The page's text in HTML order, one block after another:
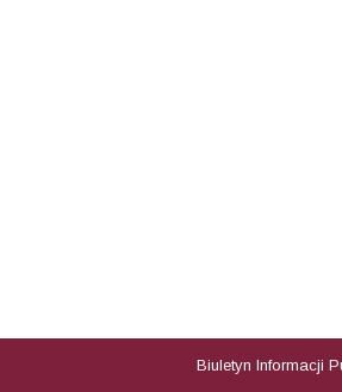
Biuletyn Informacji